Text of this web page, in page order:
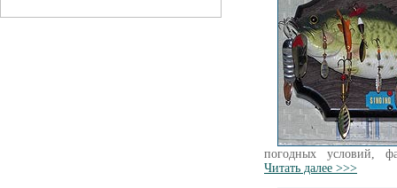
погодных условий,
Читать далее >>>